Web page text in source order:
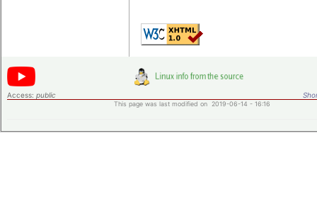
Access: public
This page was last modified on 2019-06-14 - 16:16